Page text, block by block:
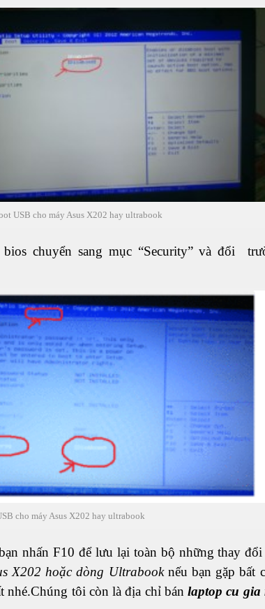
USB cho máy Asus X202 hay ultrabook
chuyển sang mục “Security” và đổi
cho máy Asus X202 hay ultrabook
nhấn F10 để lưu lại toàn bộ những thay
X202 hoặc dòng Ultrabooknếu bạn gặp bất
nhé.Chúng tôi còn là địa chỉ bánlaptop cu gia